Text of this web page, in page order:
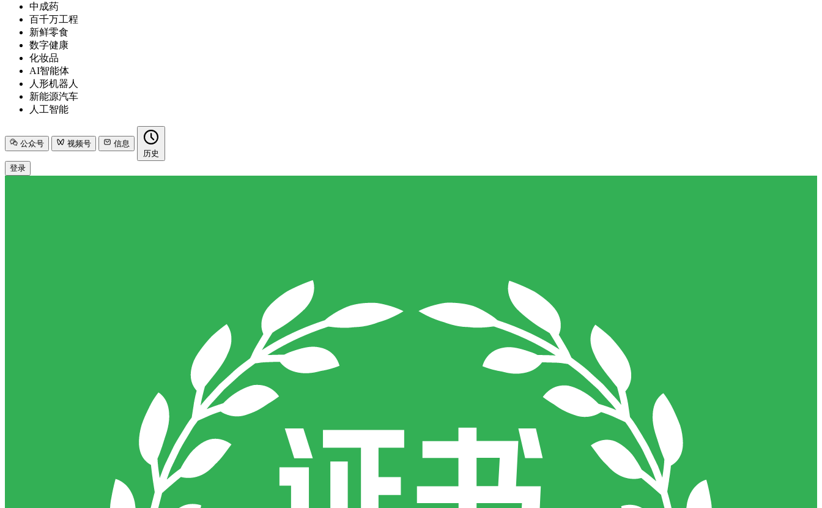
中成药
百千万工程
新鲜零食
数字健康
化妆品
AI智能体
人形机器人
新能源汽车
人工智能
公众号 视频号
信息
历史
登录